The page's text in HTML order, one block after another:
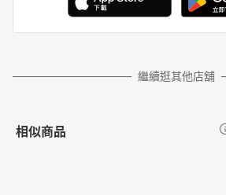
繼續逛其他店舖
相似商品